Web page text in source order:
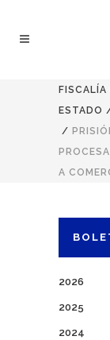
FISCALÍA
ESTADO
/
A
2026
2025
2024